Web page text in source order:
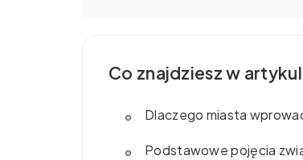
Co znajdziesz w
Dlaczego miasta
Podstawowe pojęcia